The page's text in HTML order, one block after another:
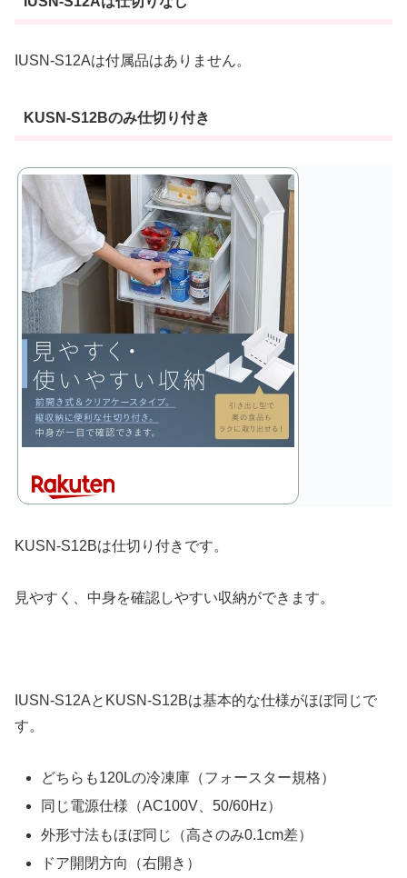
IUSN-S12Aは付属品はありません。
KUSN-S12Bのみ仕切り付き
KUSN-S12Bは仕切り付きです。
見やすく、中身を確認しやすい収納ができます。
IUSN-S12AとKUSN-S12Bは基本的な仕様がほぼ同じで
す。
どちらも120Lの冷凍庫（フォースター規格）
同じ電源仕様（AC100V、50/60Hz）
外形寸法もほぼ同じ（高さのみ0.1cm差）
ドア開閉方向（右開き）